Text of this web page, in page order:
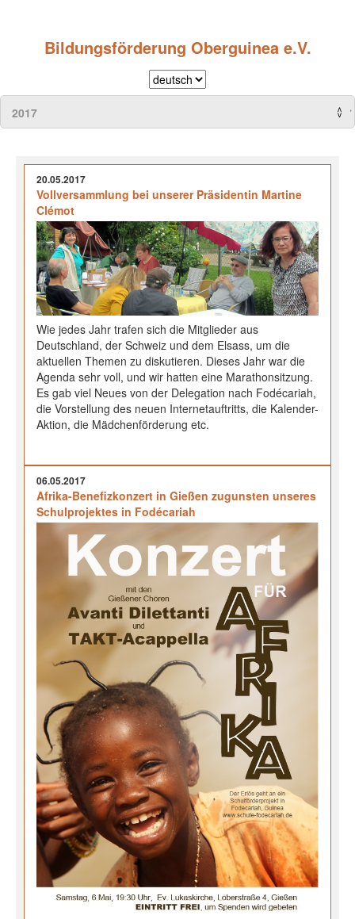
Bildungsförderung Oberguinea e.V.
20.05.2017
Vollversammlung bei unserer Präsidentin Martine
Clémot
Wie jedes Jahr trafen sich die Mitglieder aus
Deutschland, der Schweiz und dem Elsass, um die
aktuellen Themen zu diskutieren. Dieses Jahr war die
Agenda sehr voll, und wir hatten eine Marathonsitzung.
Es gab viel Neues von der Delegation nach Fodécariah,
die Vorstellung des neuen Internetauftritts, die Kalender-
Aktion, die Mädchenförderung etc.
06.05.2017
Afrika-Benefizkonzert in Gießen zugunsten unseres
Schulprojektes in Fodécariah